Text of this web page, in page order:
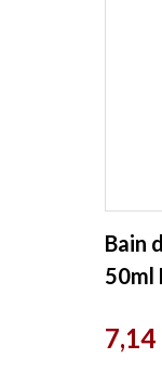
Bain
50ml
Prix
7,14